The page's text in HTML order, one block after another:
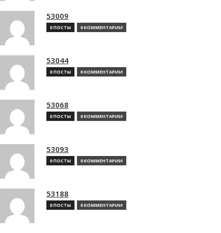
53009
0 ПОСТЫ 0 КОММЕНТАРИИ
53044
0 ПОСТЫ 0 КОММЕНТАРИИ
53068
0 ПОСТЫ 0 КОММЕНТАРИИ
53093
0 ПОСТЫ 0 КОММЕНТАРИИ
53188
0 ПОСТЫ 0 КОММЕНТАРИИ